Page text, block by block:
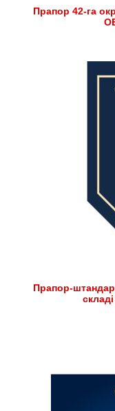
Прапор 42-га
Прапор-